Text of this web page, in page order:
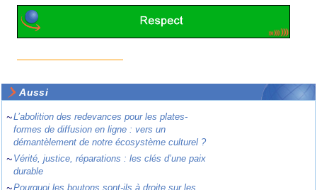
Aussi
~L’abolition des redevances pour les plates-
formes de diffusion en ligne : vers un
démantèlement de notre écosystème culturel ?
~ Vérité, justice, réparations : les clés d’une paix
durable
Pourquoi les boutons sont-ils à droite sur les